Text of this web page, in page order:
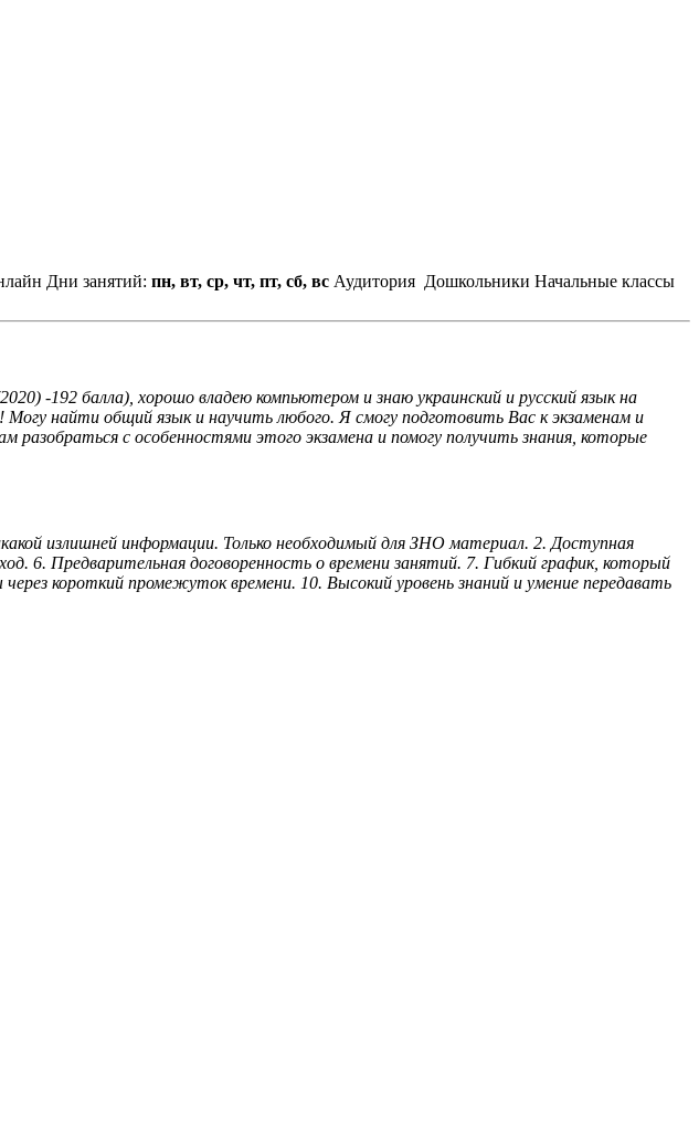
Дни занятий: пн, вт, ср, чт, пт, сб, вс Аудитория Дошкольники Начальные классы
-192 балла), хорошо владею компьютером и знаю украинский и русский язык на
найти общий язык и научить любого. Я смогу подготовить Вас к экзаменам и
с особенностями этого экзамена и помогу получить знания, которые
излишней информации. Только необходимый для ЗНО материал. 2. Доступная
6. Предварительная договоренность о времени занятий. 7. Гибкий график, который
короткий промежуток времени. 10. Высокий уровень знаний и умение передавать